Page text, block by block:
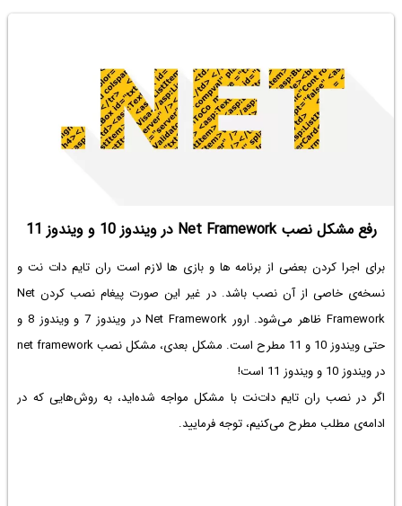
سیاره‌ی آی‌تی در ادامه مطلب همراه شوید تا شیوه دانلوددرایور بلوتوث ویندوز
رفع مشکل نصب Net Framework در ویندوز 10 و ویندوز 11
برای اجرا کردن بعضی از برنامه ها و بازی‌ ها لازم است ران تایم دات نت و
نسخه‌ی خاصی از آن نصب باشد. در غیر این صورت پیغام نصب کردن Net
Framework ظاهر می‌شود. ارور Net Framework در ویندوز 7 و ویندوز 8 و
حتی ویندوز 10 و 11 مطرح است. مشکل بعدی، مشکل نصب net framework
در ویندوز 10 و ویندوز 11 است!
اگر در نصب ران تایم دات‌نت با مشکل مواجه شده‌اید، به روش‌هایی که در
ادامه‌ی مطلب مطرح می‌کنیم، توجه فرمایید.